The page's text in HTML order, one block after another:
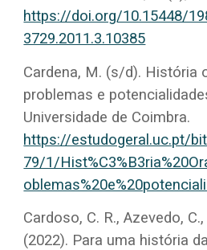
https://doi.org/10.15448/
3729.2011.3.10385
Cardena, M. (s/d). História
problemas e
Universidade de Coimbra.
https://estudogeral.uc.pt/
79/1/
Cardoso, C. R., Azevedo,
(2022). Para uma história